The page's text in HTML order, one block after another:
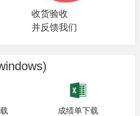
收货验收
并反馈我们
成绩单下载